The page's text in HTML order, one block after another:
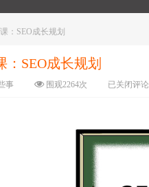
：SEO成长规划
：SEO成长规划
事 围观2264次 已关闭评论